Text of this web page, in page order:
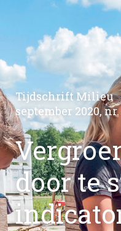
Tijdschrift Milieu
september 2020,
door te